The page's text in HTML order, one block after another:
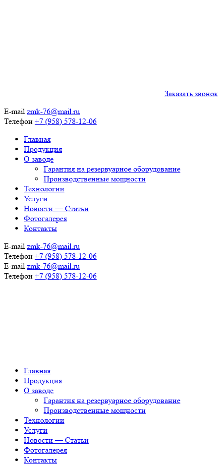
Заказать звонок
E-mail zmk-76@mail.ru
Телефон +7 (958) 578-12-06
Главная
Продукция
О заводе
Гарантия на резервуарное оборудование
Производственные мощности
Технологии
Услуги
Новости — Статьи
Фотогалерея
Контакты
E-mail zmk-76@mail.ru
Телефон +7 (958) 578-12-06
E-mail zmk-76@mail.ru
Телефон +7 (958) 578-12-06
Главная
Продукция
О заводе
Гарантия на резервуарное оборудование
Производственные мощности
Технологии
Услуги
Новости — Статьи
Фотогалерея
Контакты